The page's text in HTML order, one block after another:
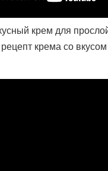
крем для
крема со